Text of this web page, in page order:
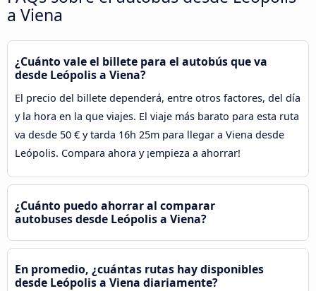
a Viena
¿Cuánto vale el billete para el autobús que va
desde Leópolis a Viena?
El precio del billete dependerá, entre otros factores, del día
y la hora en la que viajes. El viaje más barato para esta ruta
va desde 50 € y tarda 16h 25m para llegar a Viena desde
Leópolis. Compara ahora y ¡empieza a ahorrar!
¿Cuánto puedo ahorrar al comparar
autobuses desde Leópolis a Viena?
En promedio, ¿cuántas rutas hay disponibles
desde Leópolis a Viena diariamente?